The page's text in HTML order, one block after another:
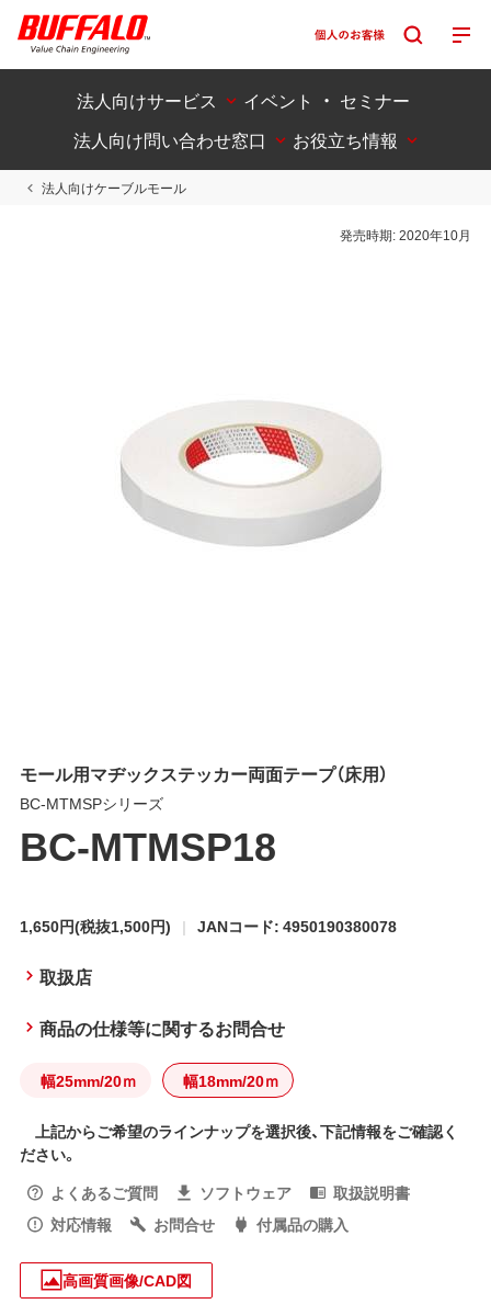
法人向けサービス
イベント ・ セミナー
法人向け問い合わせ窓口
お役立ち情報
法人向けケーブルモール
発売時期:2020年10月
モール用マヂックステッカー両面テープ（床用）
BC-MTMSPシリーズ
BC-MTMSP18
1,650円(税抜1,500円) JANコード: 4950190380078
取扱店
商品の仕様等に関するお問合せ
幅25mm/20ｍ 幅18mm/20ｍ
上記からご希望のラインナップを選択後、下記情報をご確認く
ださい。
よくあるご質問
ソフトウェア
取扱説明書
対応情報
お問合せ 付属品の購入
高画質画像/CAD図